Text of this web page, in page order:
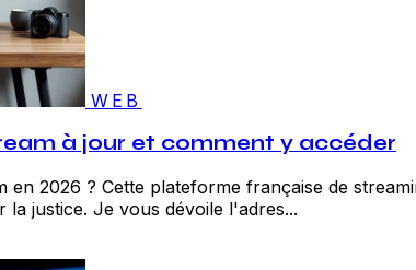
WEB
à jour et comment y accéder
2026 ? Cette plateforme française de
justice. Je vous dévoile l'adres...